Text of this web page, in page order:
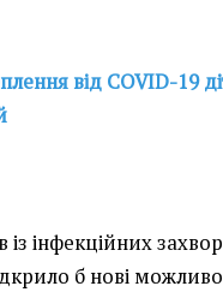
від COVID-19
із інфекційних
б нові